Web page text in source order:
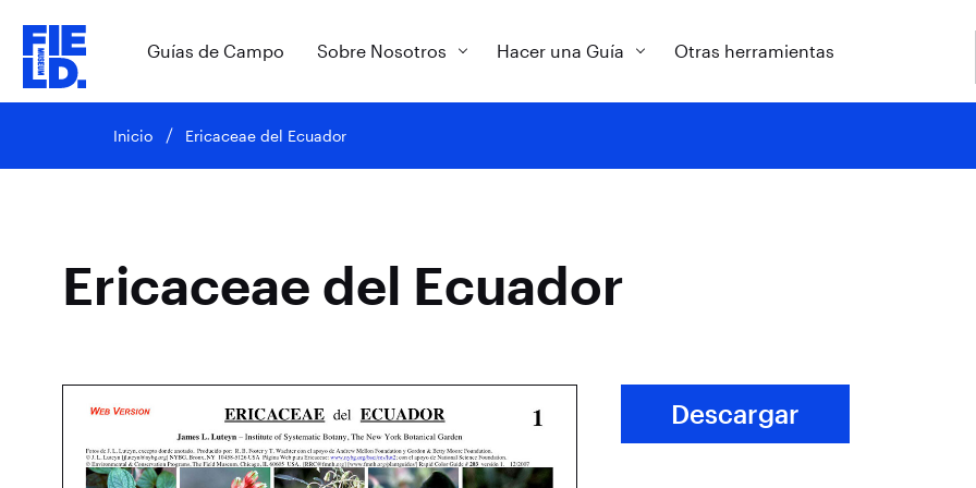
Guías de Campo Sobre Nosotros Hacer una Guía Otras herramientas
Inicio Ericaceae del Ecuador
Ericaceae del Ecuador
Descargar